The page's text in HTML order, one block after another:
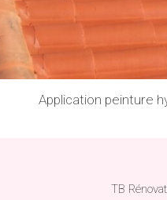
Application peinture
TB